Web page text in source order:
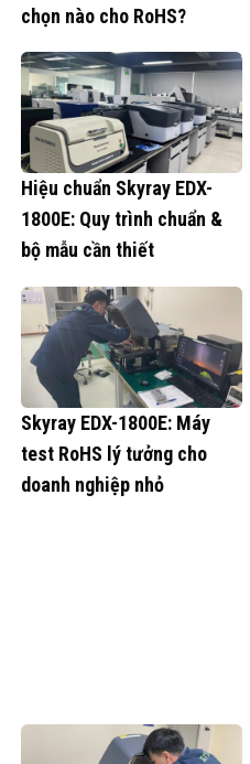
chọn nào cho RoHS?
Hiệu chuẩn Skyray EDX-
1800E: Quy trình chuẩn &
bộ mẫu cần thiết
Skyray EDX-1800E: Máy
test RoHS lý tưởng cho
doanh nghiệp nhỏ